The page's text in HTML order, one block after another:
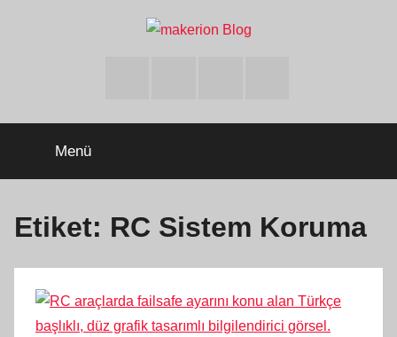
Menü
Etiket: RC Sistem Koruma